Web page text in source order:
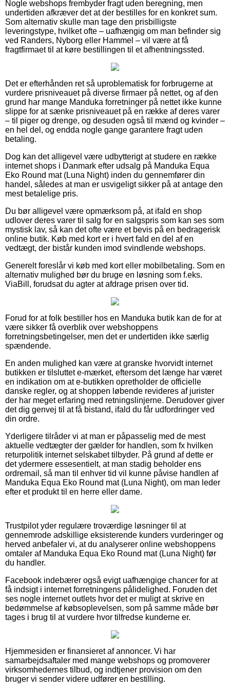
Nogle webshops frembyder fragt uden beregning, men
undertiden afkræver det at der bestilles for en konkret sum.
Som alternativ skulle man tage den prisbilligste
leveringstype, hvilket ofte – uafhængig om man befinder sig
ved Randers, Nyborg eller Hammel – vil være at få
fragtfirmaet til at køre bestillingen til et afhentningssted.
Det er efterhånden ret så uproblematisk for forbrugerne at
vurdere prisniveauet på diverse firmaer på nettet, og af den
grund har mange Manduka forretninger på nettet ikke kunne
slippe for at sænke prisniveauet på en række af deres varer
– til piger og drenge, og desuden også til mænd og kvinder –
en hel del, og endda nogle gange garantere fragt uden
betaling.
Dog kan det alligevel være udbytterigt at studere en række
internet shops i Danmark efter udsalg på Manduka Equa
Eko Round mat (Luna Night) inden du gennemfører din
handel, således at man er usvigeligt sikker på at antage den
mest betalelige pris.
Du bør alligevel være opmærksom på, at ifald en shop
udlover deres varer til salg for en salgspris som kan ses som
mystisk lav, så kan det ofte være et bevis på en bedragerisk
online butik. Køb med kort er i hvert fald en del af en
vedtægt, der bistår kunden imod svindlende webshops.
Generelt foreslår vi køb med kort eller mobilbetaling. Som en
alternativ mulighed bør du bruge en løsning som f.eks.
ViaBill, forudsat du agter at afdrage prisen over tid.
Forud for at folk bestiller hos en Manduka butik kan de for at
være sikker få overblik over webshoppens
forretningsbetingelser, men det er undertiden ikke særlig
spændende.
En anden mulighed kan være at granske hvorvidt internet
butikken er tilsluttet e-mærket, eftersom det længe har været
en indikation om at e-butikken opretholder de officielle
danske regler, og at shoppen løbende revideres af jurister
der har meget erfaring med retningslinjerne. Derudover giver
det dig genvej til at få bistand, ifald du får udfordringer ved
din ordre.
Yderligere tilråder vi at man er påpasselig med de mest
aktuelle vedtægter der gælder for handlen, som fx hvilken
returpolitik internet selskabet tilbyder. På grund af dette er
det ydermere essesentielt, at man stadig beholder ens
ordremail, så man til enhver tid vil kunne påvise handlen af
Manduka Equa Eko Round mat (Luna Night), om man leder
efter et produkt til en herre eller dame.
Trustpilot yder regulære troværdige løsninger til at
gennemrode adskillige eksisterende kunders vurderinger og
herved anbefaler vi, at du analyserer online webshoppens
omtaler af Manduka Equa Eko Round mat (Luna Night) før
du handler.
Facebook indebærer også evigt uafhængige chancer for at
få indsigt i internet forretningens pålidelighed. Foruden det
ses nogle internet outlets hvor det er muligt at skrive en
bedømmelse af købsoplevelsen, som på samme måde bør
tages i brug til at vurdere hvor tilfredse kunderne er.
Hjemmesiden er finansieret af annoncer. Vi har
samarbejdsaftaler med mange webshops og promoverer
virksomhedernes tilbud, og indtjener provision om den
bruger vi sender videre udfører en bestilling.